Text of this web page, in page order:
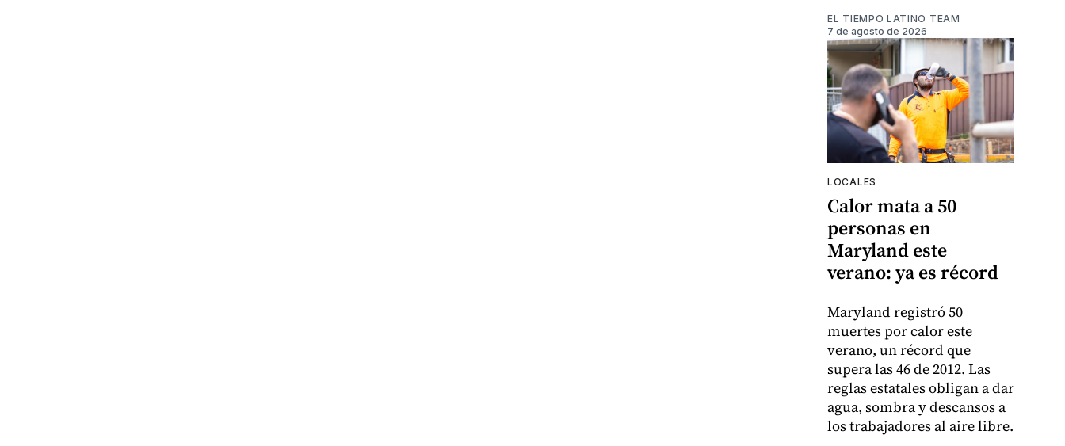
EL TIEMPO LATINO TEAM
7 de agosto de 2026
LOCALES
Calor mata a 50
personas en
Maryland este
verano: ya es récord
Maryland registró 50
muertes por calor este
verano, un récord que
supera las 46 de 2012. Las
reglas estatales obligan a dar
agua, sombra y descansos a
los trabajadores al aire libre.